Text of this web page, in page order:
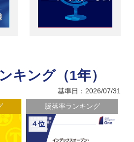
キング（1年）
基準日：2026/07/31
騰落率ランキング
４位